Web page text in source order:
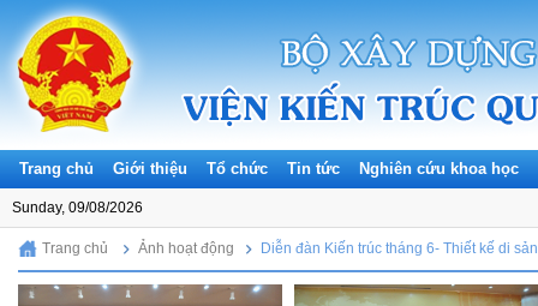
Trang chủ Giới thiệu Tổ chức Tin tức Nghiên cứu khoa học
Sunday, 09/08/2026
Trang chủ Ảnh hoạt động Diễn đàn Kiến trúc tháng 6- Thiết kế di